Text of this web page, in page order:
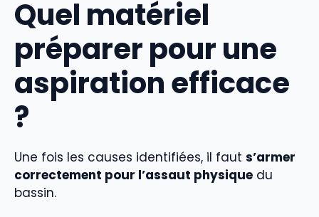
Quel matériel
préparer pour une
aspiration efficace
?
Une fois les causes identifiées, il faut s’armer
correctement pour l’assaut physique du
bassin.